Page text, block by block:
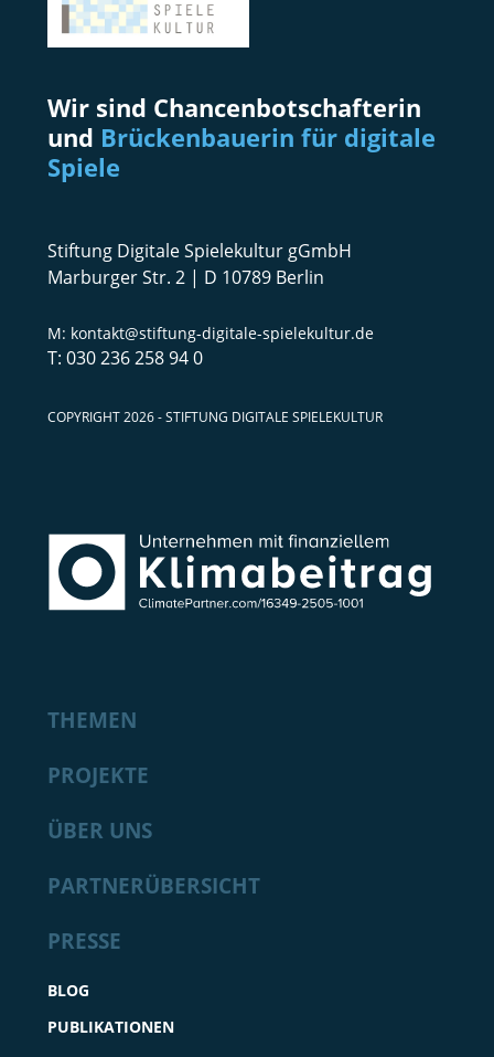
Wir sind Chancenbotschafterin
und Brückenbauerin für digitale
Spiele
Stiftung Digitale Spielekultur gGmbH
Marburger Str. 2 | D 10789 Berlin
kontakt@stiftung-digitale-spielekultur.de
030 236 258 94 0
COPYRIGHT 2026 - STIFTUNG DIGITALE SPIELEKULTUR
THEMEN
PROJEKTE
ÜBER UNS
PARTNERÜBERSICHT
PRESSE
BLOG
PUBLIKATIONEN